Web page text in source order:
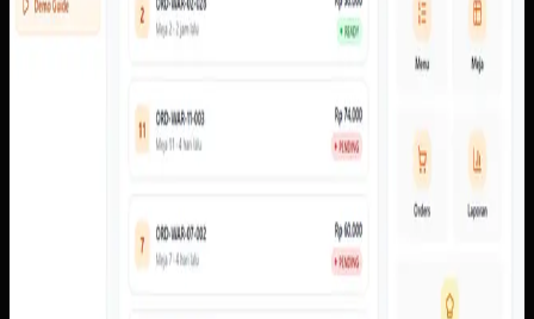
Dari screenshot yang tersedia, sistem memiliki alur scan
meja, menu pelanggan, cart, pembayaran, pembayaran,
status pesanan, dasbor admin, pengaturan meja dan QR,
laporan, floor monitor, serta kitchen display.
Baca studi kasus